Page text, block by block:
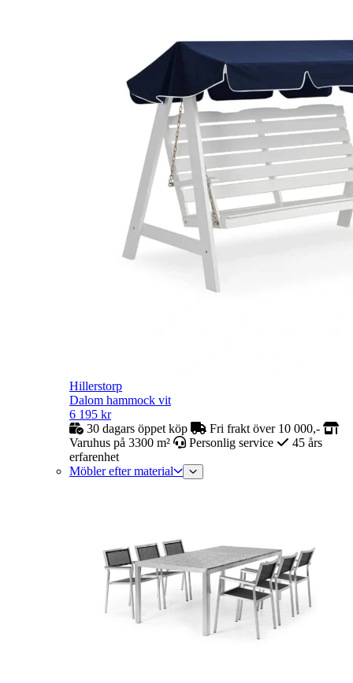
Hillerstorp
Dalom hammock vit
6 195 kr
30 dagars öppet köp
Fri frakt över 10 000,-
Varuhus på 3300 m²
Personlig service
45 års
erfarenhet
Möbler efter material